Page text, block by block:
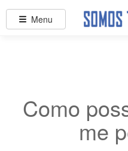
Como
me
Menu